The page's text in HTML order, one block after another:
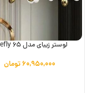
لوستر زیبای مدل Firefly 65
۶۰,۹۵۰,۰۰۰تومان